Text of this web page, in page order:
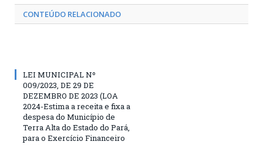
CONTEÚDO RELACIONADO
LEI MUNICIPAL Nº
009/2023, DE 29 DE
DEZEMBRO DE 2023 (LOA
2024-Estima a receita e fixa a
despesa do Município de
Terra Alta do Estado do Pará,
para o Exercício Financeiro